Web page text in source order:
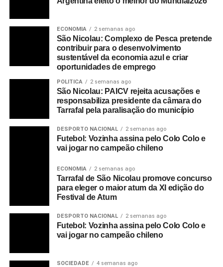
ECONOMIA 2 semanas ago
São Nicolau: Complexo de Pesca pretende
contribuir para o desenvolvimento
sustentável da economia azul e criar
oportunidades de emprego
POLITICA 2 semanas ago
São Nicolau: PAICV rejeita acusações e
responsabiliza presidente da câmara do
Tarrafal pela paralisação do município
DESPORTO NACIONAL 2 semanas ago
Futebol: Vozinha assina pelo Colo Colo e
vai jogar no campeão chileno
ECONOMIA 2 semanas ago
Tarrafal de São Nicolau promove concurso
para eleger o maior atum da XI edição do
Festival de Atum
DESPORTO NACIONAL 2 semanas ago
Futebol: Vozinha assina pelo Colo Colo e
vai jogar no campeão chileno
SOCIEDADE 4 semanas ago